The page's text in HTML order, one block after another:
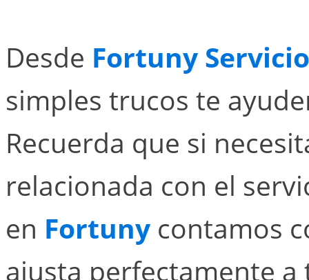
Desde Fortuny
simples trucos te
Recuerda que si
relacionada con el
en Fortuny contamos
ajusta perfectamente a